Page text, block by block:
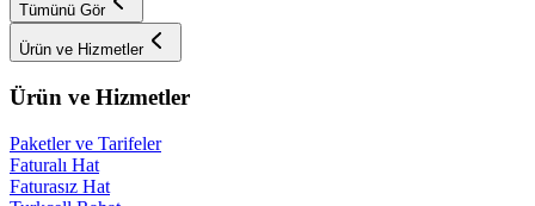
Tümünü Gör
Ürün ve Hizmetler
Ürün ve Hizmetler
Paketler ve Tarifeler
Faturalı Hat
Faturasız Hat